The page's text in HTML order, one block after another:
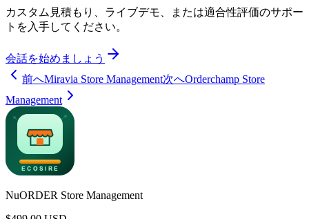
カスタム見積もり、ライブデモ、または適合性評価のサポー
トを入手してください。
会話を始めましょう
前へMiravia Store Management次へOrderchamp Store
Management
NuORDER Store Management